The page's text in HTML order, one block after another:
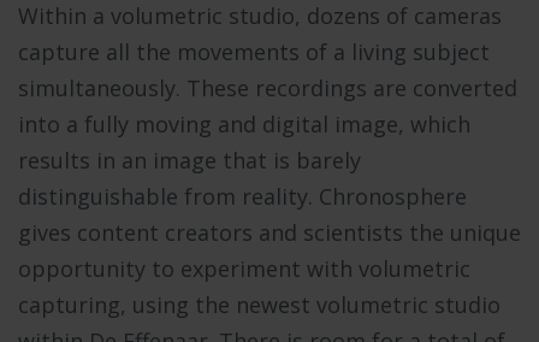
Within a volumetric studio, dozens of cameras
capture all the movements of a living subject
simultaneously. These recordings are converted
into a fully moving and digital image, which
results in an image that is barely
distinguishable from reality. Chronosphere
gives content creators and scientists the unique
opportunity to experiment with volumetric
capturing, using the newest volumetric studio